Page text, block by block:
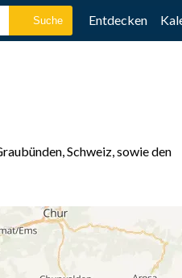
Entdecken
Schweiz, sowie den